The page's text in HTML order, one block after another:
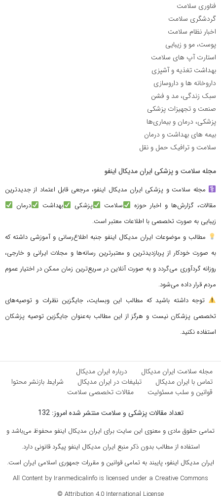
فناوری سلامت
گردشگری سلامت
اخبار نظام سلامت
پوست، مو و زیبایی
استارت آپ های سلامت
بهداشت تغذیه و آشپزی
داروخانه ها و داروسازی
سبک زندگی، مد و فشن
صنعت و تجهیزات پزشکی
پزشکی، درمان و بیماری‌ها
بیمه های بهداشت و درمان
سلامت و ترافیک حمل و نقل
مجله سلامت و پزشکی ایران مدیکال اینفو
مجله سلامت و پزشکی ایران مدیکال اینفو، مرجعی قابل اعتماد از جدیدترین
مقالات، گزارش‌ها و اخبار حوزه
سلامت پزشکی بهداشت
درمان
زیبایی به صورت تخصصی با اطلاعات معتبر است.
مطالب و موضوعات ایران مدیکال اینفو جنبه اطلاع‌رسانی و آموزشی داشته که
به صورت خودکار از پربازدیدترین و معتبرترین رسانه‌ها و مجلات ایرانی و خارجی،
روزانه گردآوری می‌گردد و به صورت آنلاین در سریع‌ترین زمان ممکن در اختیار عموم
مردم قرار داده می‌شود.
توجه داشته باشید که مطالب این وبسایت، جایگزین نظرات و توصیه‌های
تخصصی پزشکان نیست و هرگز از این مطالب به‌عنوان جایگزین توصیه پزشکان
استفاده نکنید.
مجله سلامت ایران مدیکال
درباره ایران مدیکال
تماس با ایران مدیکال
تبلیغات در ایران مدیکال
شرایط بازنشر محتوا
قوانین و سلب مسئولیت
مقالات تخصصی سلامت
تعداد مقالات پزشکی و سلامت منتشر شده امروز: 132
تمامی حقوق مادی و معنوی این سایت برای ایران مدیکال اینفو محفوظ می‌باشد و
استفاده از مطالب بدون ذکر منبع ایران مدیکال اینفو پیگرد قانونی دارد.
ایران مدیکال اینفو، پایبند به تمامی قوانین و مقررات جمهوری اسلامی ایران است.
All Content by Iranmedicalinfo is licensed under a Creative Commons